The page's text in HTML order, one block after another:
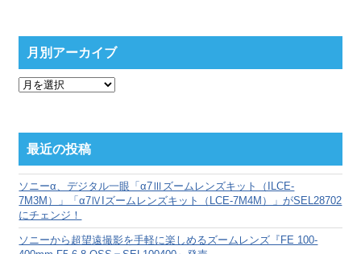
月別アーカイブ
月
カ
ブ
最近の投稿
ソニーα、デジタル一眼「α7Ⅲズームレンズキット（ILCE-
7M3M）」「α7ⅣIズームレンズキット（LCE-7M4M）」がSEL28702
にチェンジ！
ソニーから超望遠撮影を手軽に楽しめるズームレンズ『FE 100-